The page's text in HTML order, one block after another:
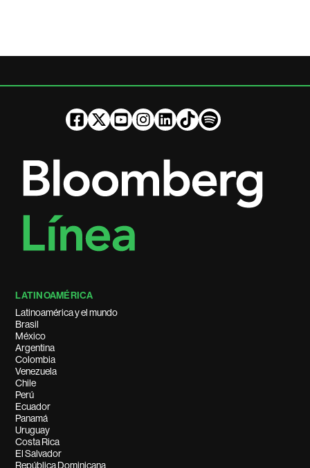
LATINOAMÉRICA
Latinoamérica y el mundo
Brasil
México
Argentina
Colombia
Venezuela
Chile
Perú
Ecuador
Panamá
Uruguay
Costa Rica
El Salvador
República Dominicana